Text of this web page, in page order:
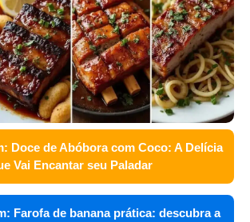
Doce de Abóbora com Coco: A Delícia
Vai Encantar seu Paladar
Farofa de banana prática: descubra a